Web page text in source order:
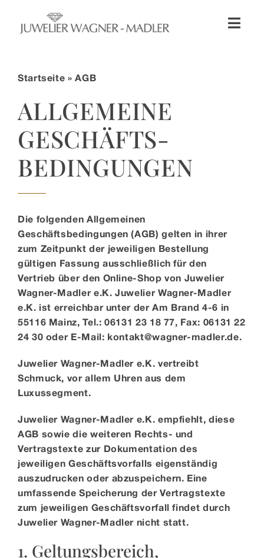
springen
Schmuck
Wellendorff
Service & Leistungen
Kontakt
Startseite » AGB
ALLGEMEINE
GESCHÄFTS­
BEDINGUNGEN
Die folgenden Allgemeinen
Geschäftsbedingungen (AGB) gelten in ihrer
zum Zeitpunkt der jeweiligen Bestellung
gültigen Fassung ausschließlich für den
Vertrieb über den Online-Shop von Juwelier
Wagner-Madler e.K. Juwelier Wagner-Madler
e.K. ist erreichbar unter der Am Brand 4-6 in
55116 Mainz, Tel.: 06131 23 18 77, Fax: 06131 22
24 30 oder E-Mail: kontakt@wagner-madler.de.
Juwelier Wagner-Madler e.K. vertreibt
Schmuck, vor allem Uhren aus dem
Luxussegment.
Juwelier Wagner-Madler e.K. empfiehlt, diese
AGB sowie die weiteren Rechts- und
Vertragstexte zur Dokumentation des
jeweiligen Geschäftsvorfalls eigenständig
auszudrucken oder abzuspeichern. Eine
umfassende Speicherung der Vertragstexte
zum jeweiligen Geschäftsvorfall findet durch
Juwelier Wagner-Madler nicht statt.
1. Geltungsbereich,